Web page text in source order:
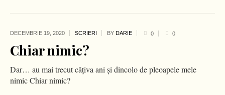
DECEMBRIE 19, 2020 SCRIERI BY DARIE 0 0
Chiar nimic?
Dar… au mai trecut câțiva ani și dincolo de pleoapele mele
nimic Chiar nimic?